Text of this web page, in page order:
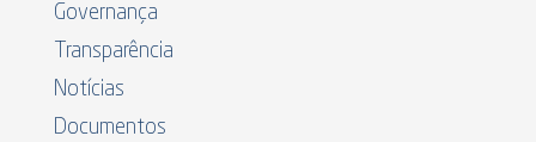
Governança
Transparência
Notícias
Documentos